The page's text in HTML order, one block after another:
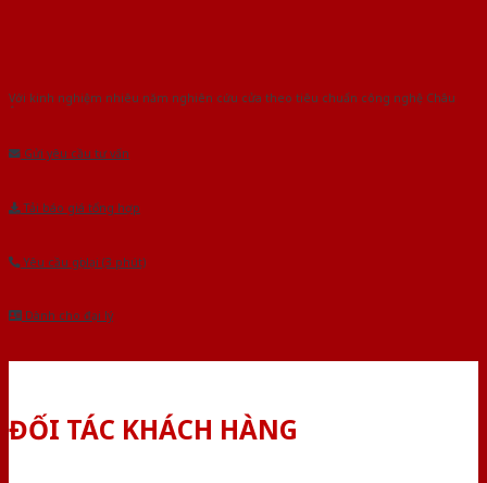
Với kinh nghiệm nhiêu năm nghiên cứu cửa theo tiêu chuẩn công nghệ Châu
Gửi yêu cầu tư vấn
Tải báo giá tổng hợp
Yêu cầu gọi lại (3 phút)
Dành cho đại lý
ĐỐI TÁC KHÁCH HÀNG